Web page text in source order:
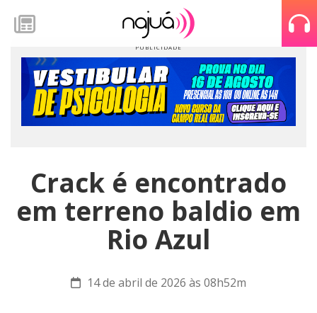
Crack é encontrado
em terreno baldio em
Rio Azul
14 de abril de 2026 às 08h52m